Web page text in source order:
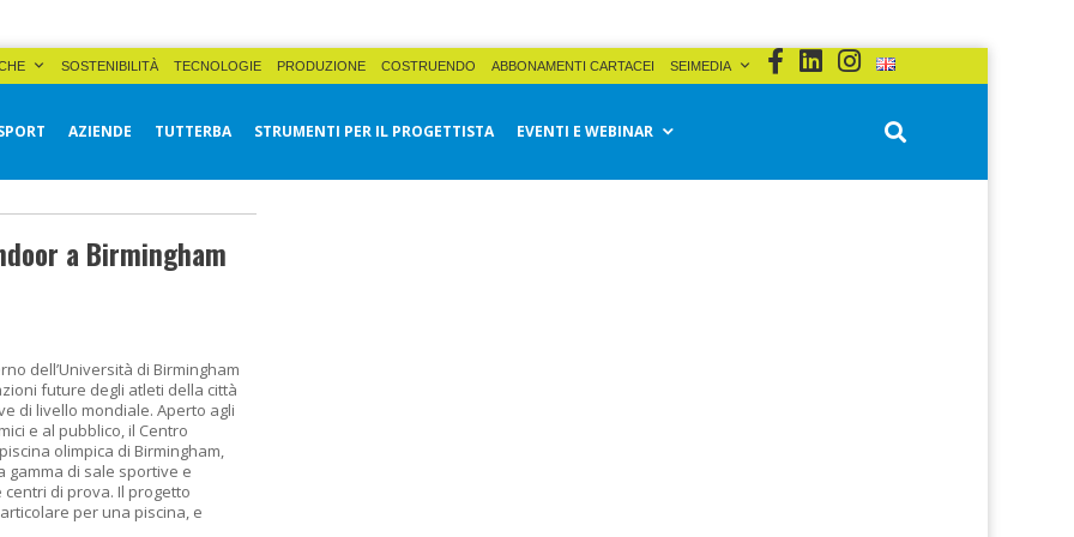
SOSTENIBILITÀ TECNOLOGIE PRODUZIONE COSTRUENDO ABBONAMENTI CARTACEI SEIMEDIA
AZIENDE TUTTERBA STRUMENTI PER IL PROGETTISTA EVENTI E WEBINAR
a Birmingham
dell’Università di Birmingham
future degli atleti della città
di livello mondiale. Aperto agli
e al pubblico, il Centro
olimpica di Birmingham,
gamma di sale sportive e
di prova. Il progetto
per una piscina, e